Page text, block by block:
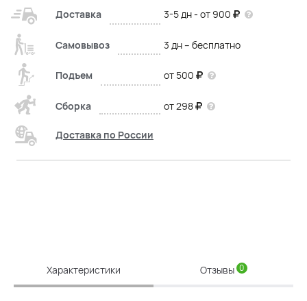
Доставка 3-5 дн - от 900
Самовывоз 3 дн – бесплатно
Подъем от 500
Сборка от 298
Доставка по России
Характеристики Отзывы 0